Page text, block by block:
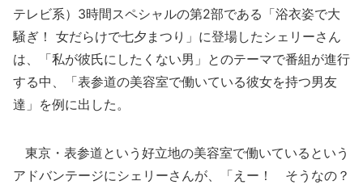
テレビ系）3時間スペシャルの第2部である「浴衣姿で大
騒ぎ！ 女だらけで七夕まつり」に登場したシェリーさん
は、「私が彼氏にしたくない男」とのテーマで番組が進行
する中、「表参道の美容室で働いている彼女を持つ男友
達」を例に出した。
東京・表参道という好立地の美容室で働いているという
アドバンテージにシェリーさんが、「えー！ そうなの？